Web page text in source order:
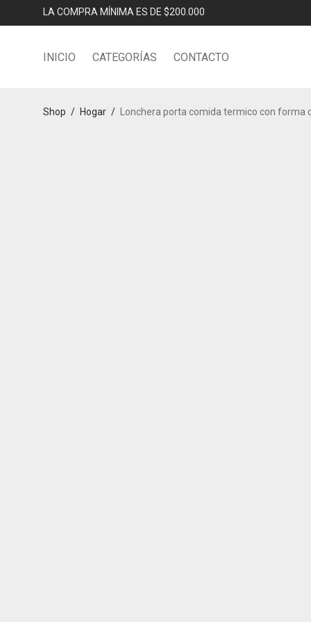
LA COMPRA MÍNIMA ES DE $200.000
INICIO CATEGORÍAS CONTACTO
Shop / Hogar / Lonchera porta comida termico con forma